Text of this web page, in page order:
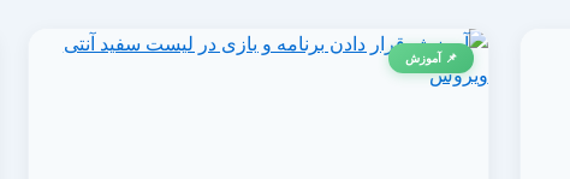
📌 آموزش